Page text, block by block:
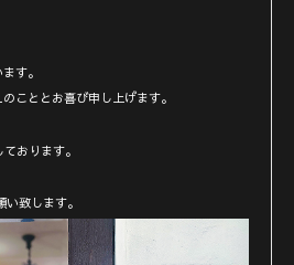
す。
こととお喜び申し上げます。
おります。
致します。